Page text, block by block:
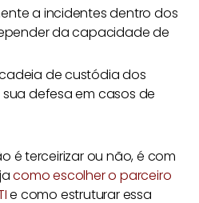
a incidentes dentro dos
da capacidade de
de custódia dos
defesa em casos de
é terceirizar ou não, é com
como escolher o parceiro
e como estruturar essa